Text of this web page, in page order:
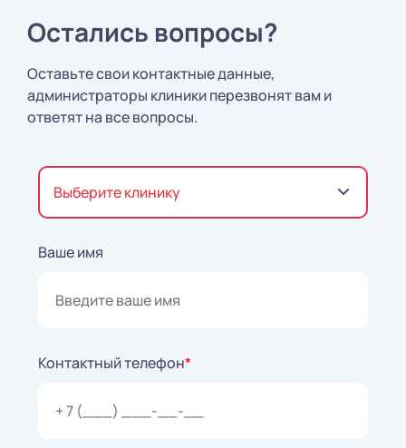
Остались вопросы?
Оставьте свои контактные данные,
администраторы клиники перезвонят вам и
ответят на все вопросы.
Выберите клинику
Ваше имя
Контактный телефон*